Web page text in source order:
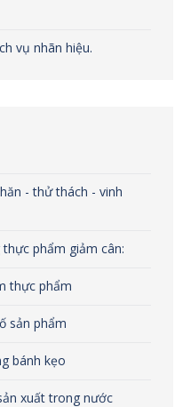
vụ nhãn hiệu.
- thử thách - vinh
phẩm giảm cân:
thực phẩm
sản phẩm
bánh kẹo
xuất trong nước